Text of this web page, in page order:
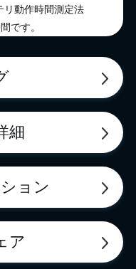
リ動作時間測定法
です。
細
ョン
ア